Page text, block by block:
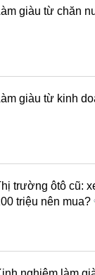
giàu từ chăn
giàu từ kinh
trường ôtô cũ:
triệu nên mua?